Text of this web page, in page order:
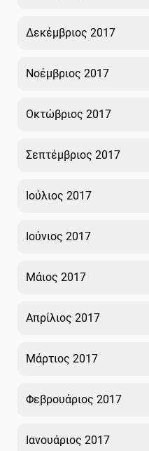
Δεκέμβριος 2017
Νοέμβριος 2017
Οκτώβριος 2017
Σεπτέμβριος 2017
Ιούλιος 2017
Ιούνιος 2017
Μάιος 2017
Απρίλιος 2017
Μάρτιος 2017
Φεβρουάριος 2017
Ιανουάριος 2017